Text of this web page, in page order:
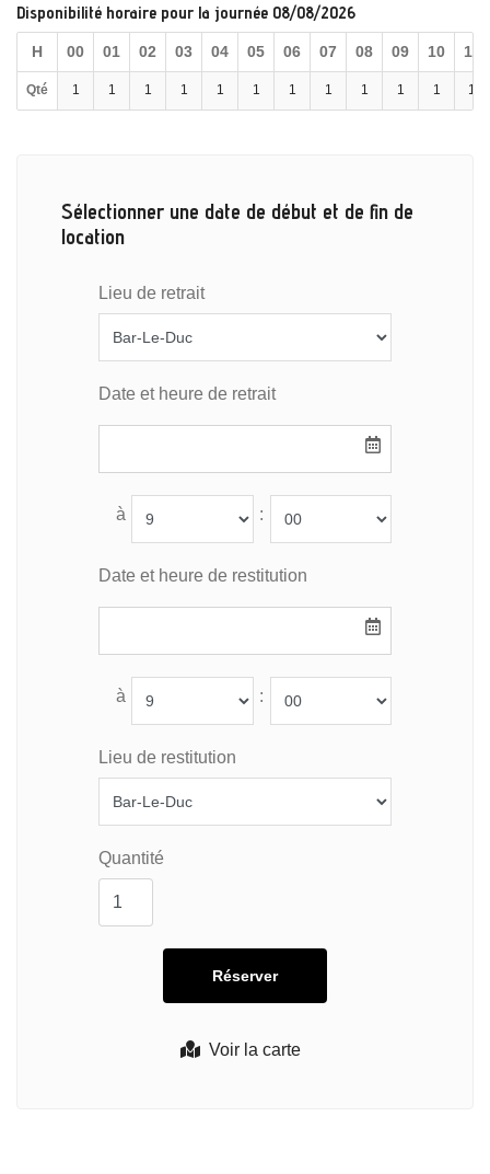
Disponibilité horaire pour la journée 08/08/2026
H 00 01 02 03 04 05 06 07 08 09 10 11
Qté 1 1 1 1 1 1 1 1 1 1 1 1
Sélectionner une date de début et de fin de
location
Voir la carte
Lieu de retrait
Date et heure de retrait
à :
Date et heure de restitution
à :
Lieu de restitution
Quantité